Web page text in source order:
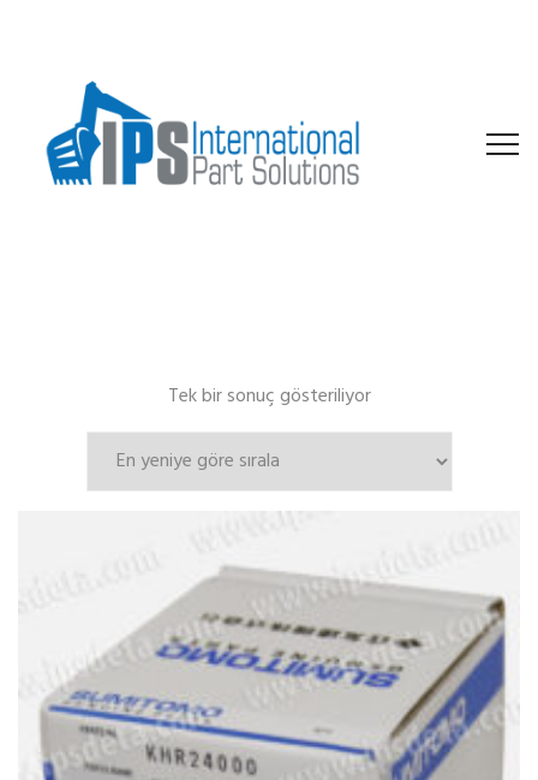
Tek bir sonuç gösteriliyor